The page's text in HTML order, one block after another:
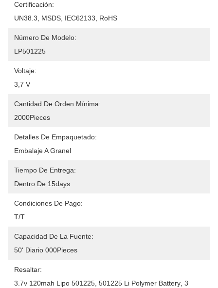
Certificación:
UN38.3, MSDS, IEC62133, RoHS
Número De Modelo:
LP501225
Voltaje:
3,7 V
Cantidad De Orden Mínima:
2000Pieces
Detalles De Empaquetado:
Embalaje A Granel
Tiempo De Entrega:
Dentro De 15days
Condiciones De Pago:
T/T
Capacidad De La Fuente:
50' Diario 000Pieces
Resaltar:
3.7v 120mah Lipo 501225 501225 Li Polymer Battery 3